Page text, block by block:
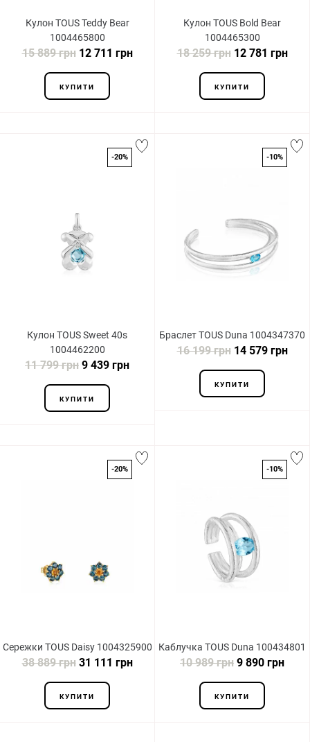
Кулон TOUS Teddy Bear
1004465800
15 889 грн12 711 грн
КУПИТИ
Кулон TOUS Bold Bear
1004465300
18 259 грн12 781 грн
КУПИТИ
-20%
Кулон TOUS Sweet 40s
1004462200
11 799 грн 9 439 грн
КУПИТИ
-10%
Браслет TOUS Duna 1004347370
16 199 грн14 579 грн
КУПИТИ
-20%
Сережки TOUS Daisy 1004325900
38 889 грн31 111 грн
КУПИТИ
-10%
Каблучка TOUS Duna 100434801
10 989 грн 9 890 грн
КУПИТИ